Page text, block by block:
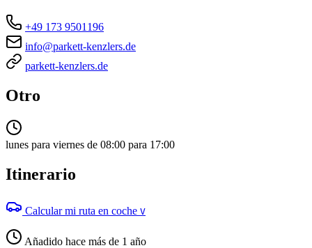
+49 173 9501196
info@parkett-kenzlers.de
parkett-kenzlers.de
Otro
lunes para viernes de 08:00 para 17:00
Itinerario
Calcular mi ruta en coche V
Añadido hace más de 1 año